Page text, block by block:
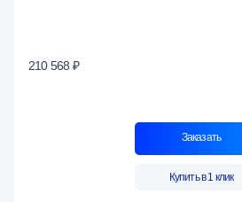
210 568 ₽
Заказать
Купить в 1 клик